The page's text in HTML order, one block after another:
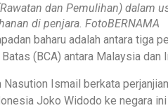
dan Pemulihan) dalam
di penjara. FotoBERNAMA
baharu adalah antara tiga
(BCA) antara Malaysia dan
Ismail berkata
Joko Widodo ke negara ini